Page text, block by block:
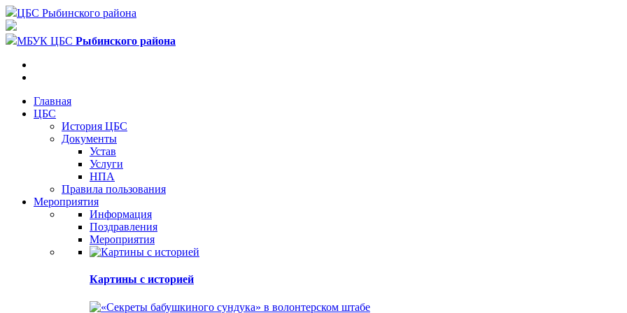
ЦБС Рыбинского района
МБУК ЦБС Рыбинского района
Главная
ЦБС
История ЦБС
Документы
Устав
Услуги
НПА
Правила пользования
Мероприятия
Информация
Поздравления
Мероприятия
Картины с историей